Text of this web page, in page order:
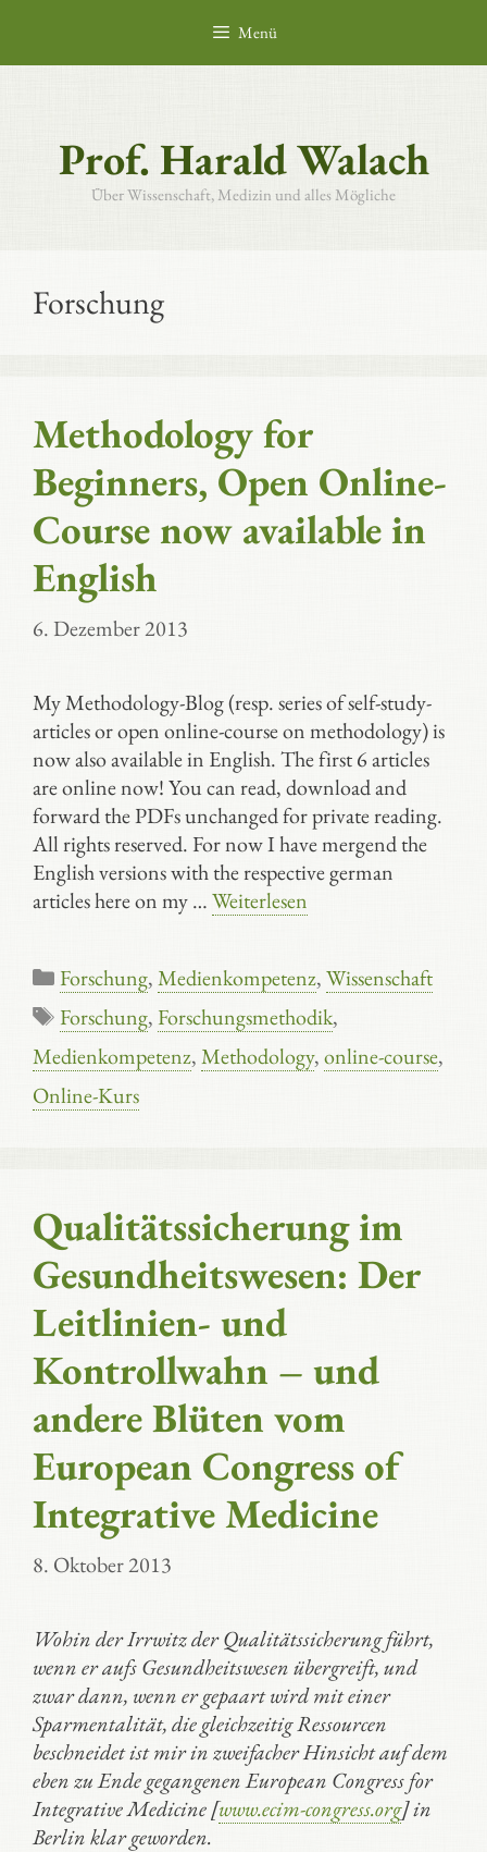
springen
Menü
Prof. Harald Walach
Über Wissenschaft, Medizin und alles Mögliche
Forschung
Methodology for
Beginners, Open Online-
Course now available in
English
6. Dezember 2013
My Methodology-Blog (resp. series of self-study-
articles or open online-course on methodology) is
now also available in English. The first 6 articles
are online now! You can read, download and
forward the PDFs unchanged for private reading.
All rights reserved. For now I have mergend the
English versions with the respective german
articles here on my …Weiterlesen
Kategorien
Forschung,Medienkompetenz,Wissenschaft
Schlagwörter
Forschung,Forschungsmethodik,
Medienkompetenz,Methodology,online-course,
Online-Kurs
Qualitätssicherung im
Gesundheitswesen: Der
Leitlinien- und
Kontrollwahn – und
andere Blüten vom
European Congress of
Integrative Medicine
8. Oktober 2013
Wohin der Irrwitz der Qualitätssicherung führt,
wenn er aufs Gesundheitswesen übergreift, und
zwar dann, wenn er gepaart wird mit einer
Sparmentalität, die gleichzeitig Ressourcen
beschneidet ist mir in zweifacher Hinsicht auf dem
eben zu Ende gegangenen European Congress for
Integrative Medicine [www.ecim-congress.org] in
Berlin klar geworden.